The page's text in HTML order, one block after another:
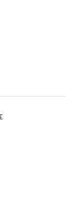
des
et les
jeu de
gestion des